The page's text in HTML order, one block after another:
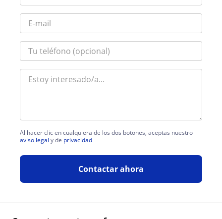
Al hacer clic en cualquiera de los dos botones, aceptas nuestro
aviso legal y de privacidad
Contactar ahora